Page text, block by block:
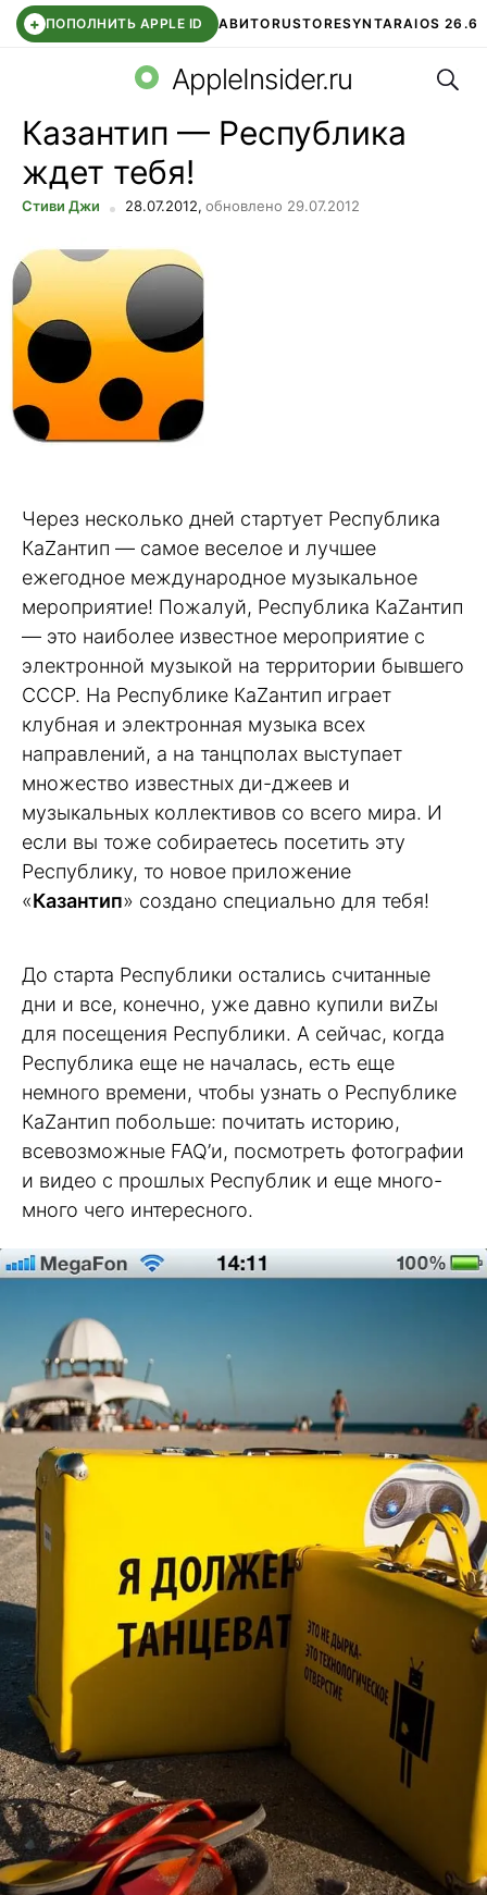
+ ПОПОЛНИТЬ APPLE ID АВИТОRUSTORESYNTARAIOS 26.6
СБЕР КИДС ЧАТ ROBLOXВТБ ОНЛАЙН
AppleInsider.ru
Казантип — Республика
ждет тебя!
Стиви Джи 28.07.2012, обновлено 29.07.2012
Через несколько дней стартует Республика
КаZантип — самое веселое и лучшее
ежегодное международное музыкальное
мероприятие! Пожалуй, Республика КаZантип
— это наиболее известное мероприятие с
электронной музыкой на территории бывшего
СССР. На Республике КаZантип играет
клубная и электронная музыка всех
направлений, а на танцполах выступает
множество известных ди-джеев и
музыкальных коллективов со всего мира. И
если вы тоже собираетесь посетить эту
Республику, то новое приложение
«Казантип» создано специально для тебя!
До старта Республики остались считанные
дни и все, конечно, уже давно купили виZы
для посещения Республики. А сейчас, когда
Республика еще не началась, есть еще
немного времени, чтобы узнать о Республике
КаZантип побольше: почитать историю,
всевозможные FAQ’и, посмотреть фотографии
и видео с прошлых Республик и еще много-
много чего интересного.